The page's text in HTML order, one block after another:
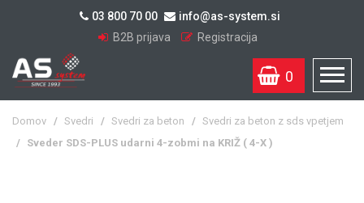
03 800 70 00
info@as-system.si
B2B prijava
Registracija
0
Domov / Svedri / Svedri za beton / Svedri za beton z sds vpetjem
/ Sveder SDS-PLUS udarni 4-zobmi na KRIŽ ( 4-X )